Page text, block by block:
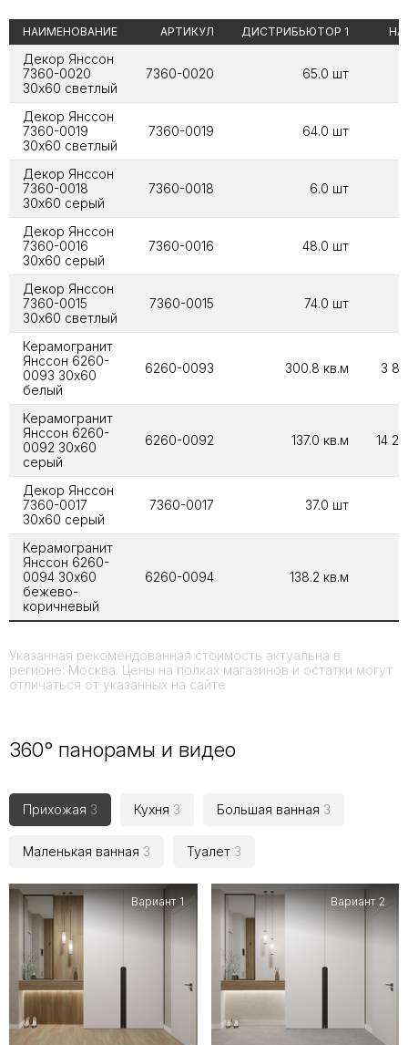
НАИМЕНОВАНИЕ АРТИКУЛ ДИСТРИБЬЮТОР 1 НА
Декор Янссон
7360-0020
30х60 светлый
7360-0020 65.0 шт
Декор Янссон
7360-0019
30х60 светлый
7360-0019 64.0 шт
Декор Янссон
7360-0018
30х60 серый
7360-0018 6.0 шт
Декор Янссон
7360-0016
30х60 серый
7360-0016 48.0 шт
Декор Янссон
7360-0015
30х60 светлый
7360-0015 74.0 шт
Керамогранит
Янссон 6260-
0093 30х60
белый
6260-0093 300.8 кв.м 3
Керамогранит
Янссон 6260-
0092 30х60
серый
6260-0092 137.0 кв.м 14
Декор Янссон
7360-0017
30х60 серый
7360-0017 37.0 шт
Керамогранит
Янссон 6260-
0094 30х60
бежево-
коричневый
6260-0094 138.2 кв.м
Указанная рекомендованная стоимость актуальна в
регионе: Москва. Цены на полках магазинов и остатки могут
отличаться от указанных на сайте
360° панорамы и видео
Прихожая 3 Кухня 3 Большая ванная 3
Маленькая ванная 3 Туалет 3
Вариант 1 Вариант 2